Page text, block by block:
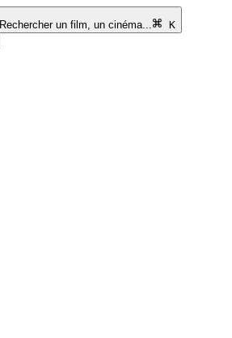
Rechercher un film, un cinéma...
K